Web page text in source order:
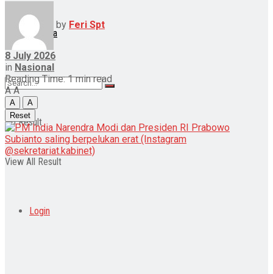
Lainnya
No Result
View All Result
Login
by Feri Spt
8 July 2026
in Nasional
Reading Time: 1 min read
A A
A
A
Reset